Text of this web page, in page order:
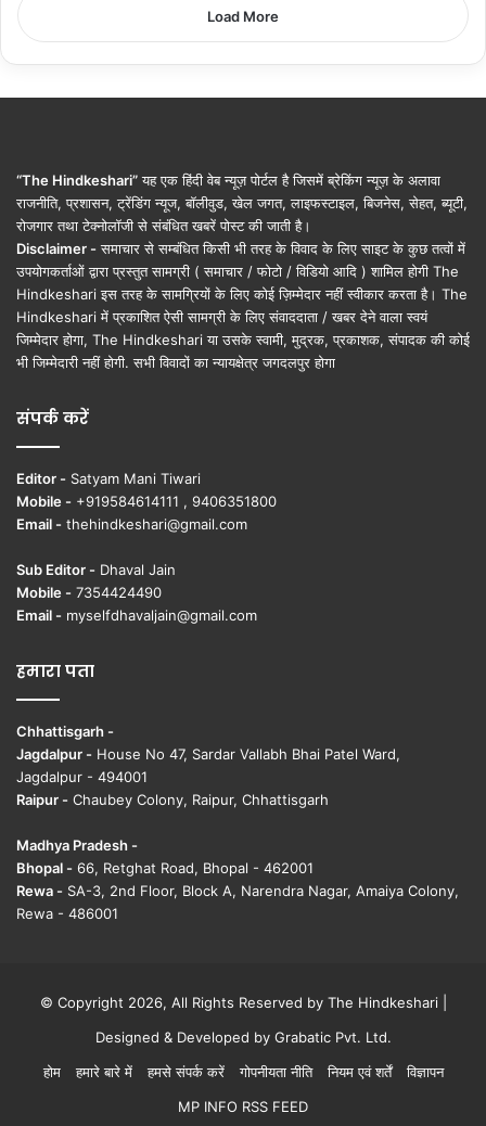
Load More
“The Hindkeshari”यह एक हिंदी वेब न्यूज़ पोर्टल है जिसमें ब्रेकिंग न्यूज़ के अलावा
राजनीति, प्रशासन, ट्रेंडिंग न्यूज, बॉलीवुड, खेल जगत, लाइफस्टाइल, बिजनेस, सेहत, ब्यूटी,
रोजगार तथा टेक्नोलॉजी से संबंधित खबरें पोस्ट की जाती है।
Disclaimer - समाचार से सम्बंधित किसी भी तरह के विवाद के लिए साइट के कुछ तत्वों में
उपयोगकर्ताओं द्वारा प्रस्तुत सामग्री ( समाचार / फोटो / विडियो आदि ) शामिल होगी The
Hindkeshari इस तरह के सामग्रियों के लिए कोई ज़िम्मेदार नहीं स्वीकार करता है। The
Hindkeshari में प्रकाशित ऐसी सामग्री के लिए संवाददाता / खबर देने वाला स्वयं
जिम्मेदार होगा, The Hindkeshari या उसके स्वामी, मुद्रक, प्रकाशक, संपादक की कोई
भी जिम्मेदारी नहीं होगी. सभी विवादों का न्यायक्षेत्र जगदलपुर होगा
संपर्क करें
Editor - Satyam Mani Tiwari
Mobile - +919584614111 , 9406351800
Email - thehindkeshari@gmail.com
Sub Editor - Dhaval Jain
Mobile - 7354424490
Email - myselfdhavaljain@gmail.com
हमारा पता
Chhattisgarh -
Jagdalpur - House No 47, Sardar Vallabh Bhai Patel Ward,
Jagdalpur - 494001
Raipur - Chaubey Colony, Raipur, Chhattisgarh
Madhya Pradesh -
Bhopal - 66, Retghat Road, Bhopal - 462001
Rewa - SA-3, 2nd Floor, Block A, Narendra Nagar, Amaiya Colony,
Rewa - 486001
© Copyright 2026, All Rights Reserved by The Hindkeshari |
Designed & Developed by Grabatic Pvt. Ltd.
होम
हमारे बारे में हमसे संपर्क करें गोपनीयता नीति नियम एवं शर्तें
विज्ञापन
MP INFO RSS FEED